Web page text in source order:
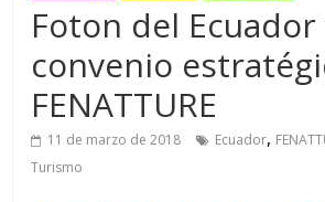
Foton del
convenio
FENATTURE
11 de marzo de 2018 Ecuador,
Turismo